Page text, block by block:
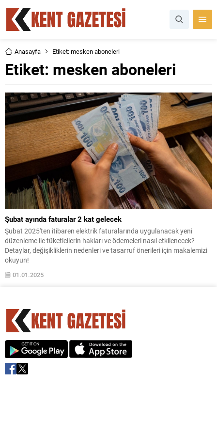
Anasayfa Etiket: mesken aboneleri
Etiket: mesken aboneleri
Şubat ayında faturalar 2 kat gelecek
Şubat 2025'ten itibaren elektrik faturalarında uygulanacak yeni
düzenleme ile tüketicilerin hakları ve ödemeleri nasıl etkilenecek?
Detaylar, değişikliklerin nedenleri ve tasarruf önerileri için makalemizi
okuyun!
01.01.2025